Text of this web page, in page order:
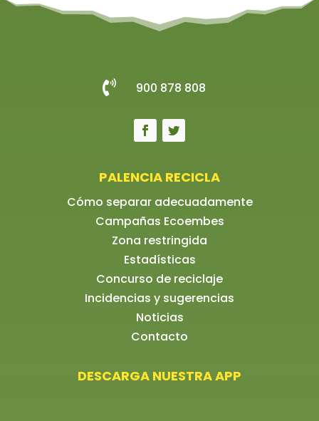
 900 878 808
PALENCIA RECICLA
Cómo separar adecuadamente
Campañas Ecoembes
Zona restringida
Estadísticas
Concurso de reciclaje
Incidencias y sugerencias
Noticias
Contacto
DESCARGA NUESTRA APP